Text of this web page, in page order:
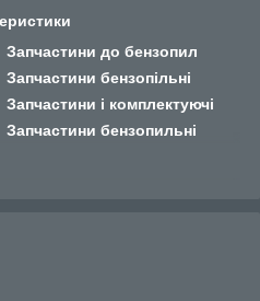
Запчастини до бензопил
Запчастини бензопільні
Запчастини і комплектуючі
Запчастини бензопильні